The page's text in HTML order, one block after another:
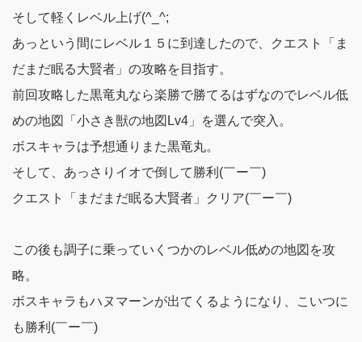
そして軽くレベル上げ(^_^;
あっという間にレベル１５に到達したので、クエスト「ま
だまだ眠る大賢者」の攻略を目指す。
前回攻略した黒竜丸なら楽勝で勝てるはずなのでレベル低
めの地図
「小さき獣の地図Lv4」
を選んで突入。
ボスキャラは予想通りまた黒竜丸。
そして、あっさりイオで倒して勝利(￣ー￣)
クエスト「まだまだ眠る大賢者」クリア(￣ー￣)
この後も調子に乗っていくつかのレベル低めの地図を攻
略。
ボスキャラもハヌマーンが出てくるようになり、こいつに
も勝利(￣ー￣)